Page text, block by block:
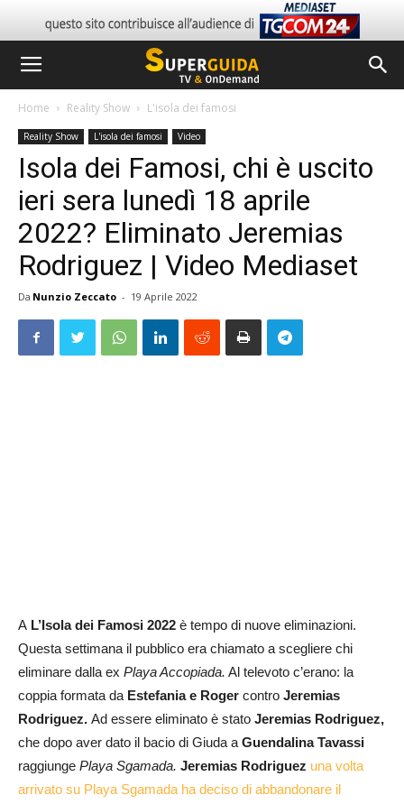
Home Reality Show L'isola dei famosi
Reality Show L'isola dei famosi Video
Isola dei Famosi, chi è uscito
ieri sera lunedì 18 aprile
2022? Eliminato Jeremias
Rodriguez | Video Mediaset
Da Nunzio Zeccato - 19 Aprile 2022
A L’Isola dei Famosi 2022 è tempo di nuove eliminazioni.
Questa settimana il pubblico era chiamato a scegliere chi
eliminare dalla ex Playa Accopiada. Al televoto c’erano: la
coppia formata da Estefania e Roger contro Jeremias
Rodriguez. Ad essere eliminato è stato Jeremias Rodriguez,
che dopo aver dato il bacio di Giuda aGuendalina Tavassi
raggiunge Playa Sgamada. Jeremias Rodriguez una volta
arrivato su Playa Sgamada ha deciso di abbandonare il